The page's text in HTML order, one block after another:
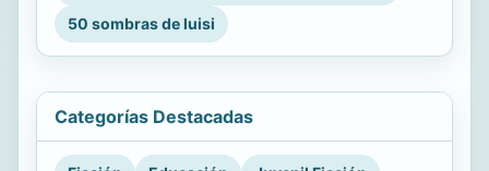
50 sombras de luisi
Categorías Destacadas